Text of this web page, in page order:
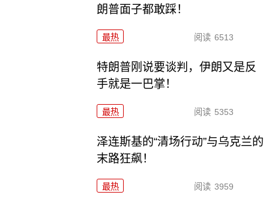
朗普面子都敢踩！
最热 阅读 6513
特朗普刚说要谈判，伊朗又是反
手就是一巴掌！
最热 阅读 5353
泽连斯基的“清场行动”与乌克兰的
末路狂飙！
最热 阅读 3959